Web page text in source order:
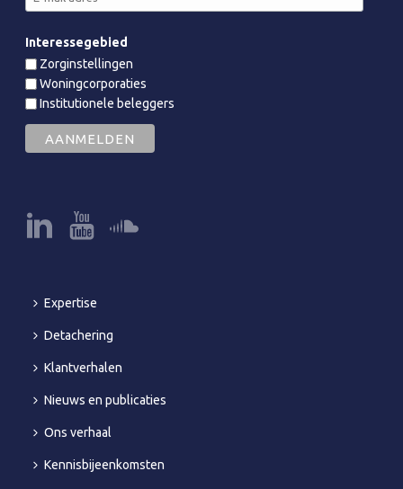
Interessegebied
Zorginstellingen
Woningcorporaties
Institutionele beleggers
Expertise
Detachering
Klantverhalen
Nieuws en publicaties
Ons verhaal
Kennisbijeenkomsten